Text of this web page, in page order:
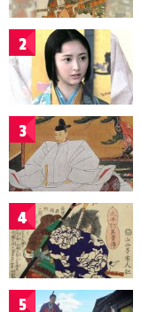
2
3
4
5